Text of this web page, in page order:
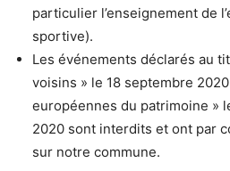
particulier l’enseignement de
sportive).
Les événements déclarés au
voisins » le 18 septembre
européennes du patrimoine »
2020 sont interdits et ont par
sur notre commune.